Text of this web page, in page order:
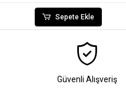
Sepete Ekle
Güvenli Alışveriş